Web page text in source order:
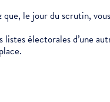
le jour du scrutin,
électorales d’une